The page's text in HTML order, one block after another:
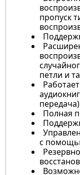
пропуск
петли и
Полная
с